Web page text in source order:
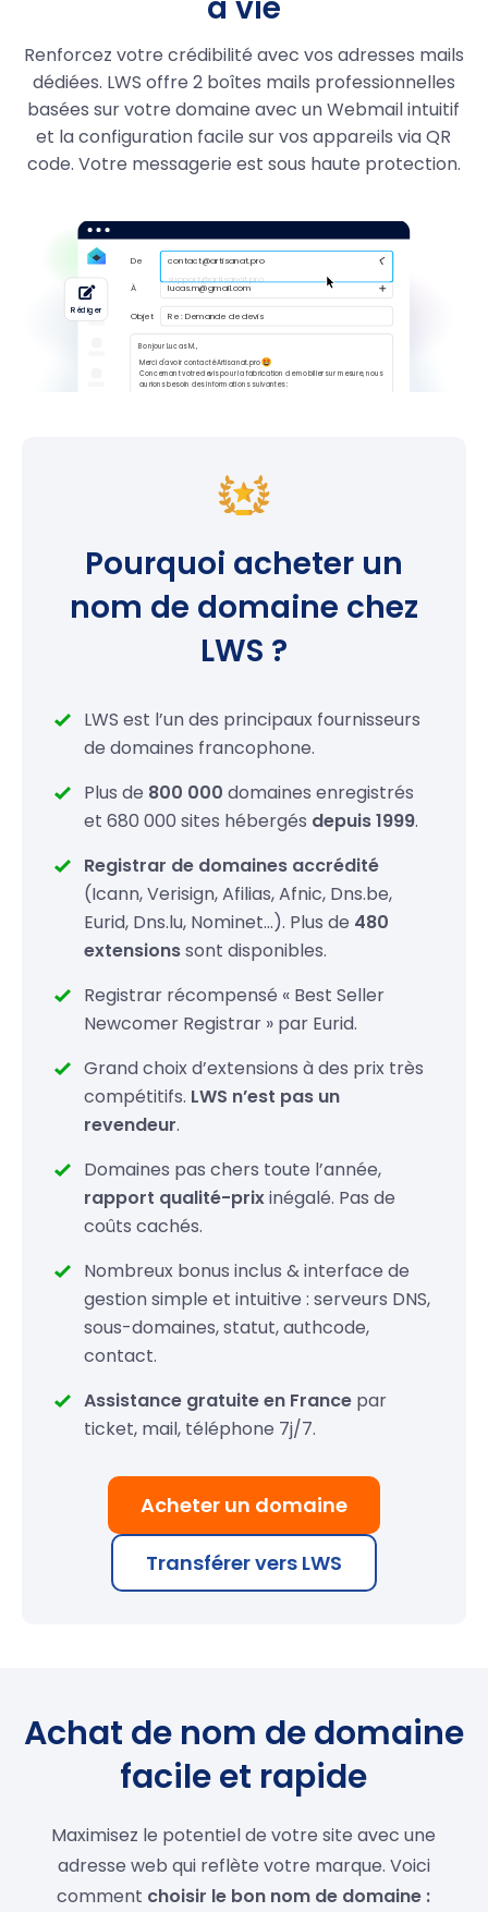
.quebec
39,99 €
.pizza
49.99 19,99 €
.immo
29,99 €
.re
6.99 4,99 €
.pm
6,99 €
.tv
28,99 €
.ws
26,99 €
.ac
39,99 €
.am
.fm
89,99 €
.tel
19,99 €
.bz
26,99 €
.cz
.in
19,99 €
.io
52.99
.lc
69,99 €
à vie
Renforcez votre crédibilité avec vos adresses mails
dédiées. LWS offre 2 boîtes mails professionnelles
basées sur votre domaine avec un Webmail intuitif
et la configuration facile sur vos appareils via QR
code. Votre messagerie est sous haute protection.
Pourquoi acheter un
nom de domaine chez
LWS ?
LWS est l’un des principaux fournisseurs
de domaines francophone.
Plus de 800 000 domaines enregistrés
et 680 000 sites hébergés depuis 1999.
Registrar de domaines accrédité
(Icann, Verisign, Afilias, Afnic, Dns.be,
Eurid, Dns.lu, Nominet…). Plus de 480
extensionssont disponibles.
Registrar récompensé « Best Seller
Newcomer Registrar » par Eurid.
Grand choix d’extensions à des prix très
compétitifs. LWS n’est pas un
revendeur.
Domaines pas chers toute l’année,
rapport qualité-prixinégalé. Pas de
coûts cachés.
Nombreux bonus inclus & interface de
gestion simple et intuitive : serveurs DNS,
sous-domaines, statut, authcode,
contact.
Assistance gratuite en France par
ticket, mail, téléphone 7j/7.
Acheter un domaine
Transférer vers LWS
Achat de nom de domaine
facile et rapide
Maximisez le potentiel de votre site avec une
adresse web qui reflète votre marque. Voici
comment choisir le bon nom de domaine :